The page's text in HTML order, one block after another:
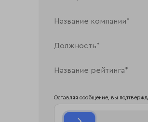
Оставляя сообщение, вы